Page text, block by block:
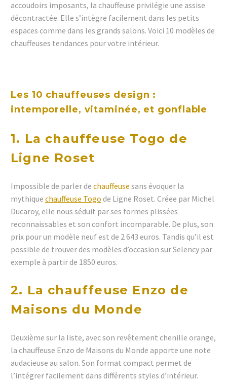
accoudoirs imposants, la chauffeuse privilégie une assise
décontractée. Elle s’intègre facilement dans les petits
espaces comme dans les grands salons. Voici 10 modèles de
chauffeuses tendances pour votre intérieur.
Les 10 chauffeuses design :
intemporelle, vitaminée, et gonflable
1. La chauffeuse Togo de
Ligne Roset
Impossible de parler de chauffeuse sans évoquer la
mythique chauffeuse Togo de Ligne Roset. Créee par Michel
Ducaroy, elle nous séduit par ses formes plissées
reconnaissables et son confort incomparable. De plus, son
prix pour un modèle neuf est de 2 643 euros. Tandis qu’il est
possible de trouver des modèles d’occasion sur Selency par
exemple à partir de 1850 euros.
2. La chauffeuse Enzo de
Maisons du Monde
Deuxième sur la liste, avec son revêtement chenille orange,
la chauffeuse Enzo de Maisons du Monde apporte une note
audacieuse au salon. Son format compact permet de
l’intégrer facilement dans différents styles d’intérieur.